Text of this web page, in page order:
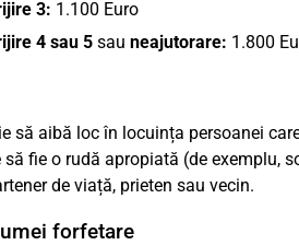
3: 1.100 Euro
4 sau 5sau neajutorare: 1.800
să aibă loc în locuința persoanei
fie o rudă apropiată (de exemplu,
de viață, prieten sau vecin.
forfetare